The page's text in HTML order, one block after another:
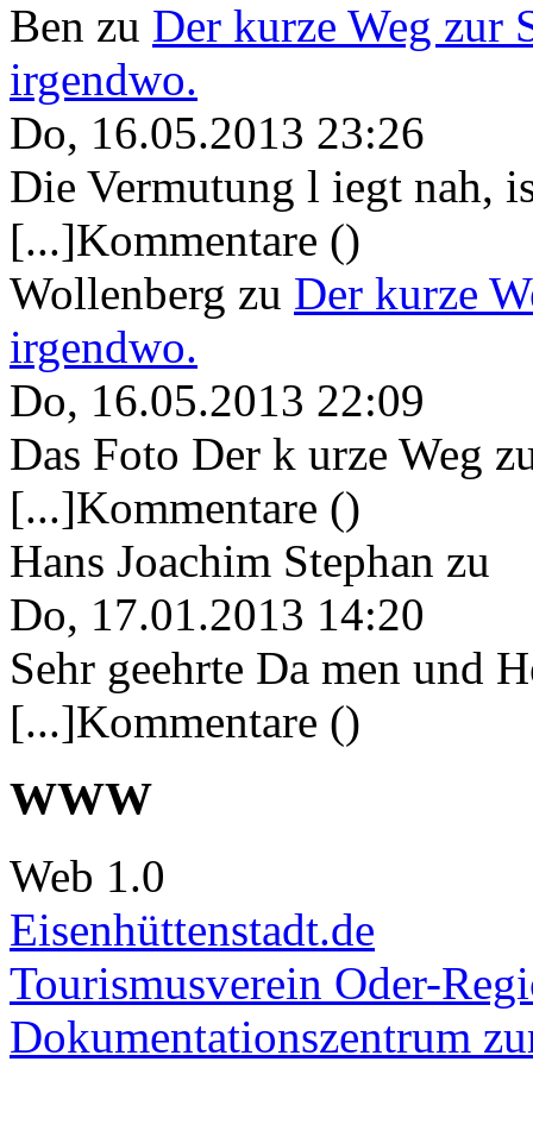
Ben zu Der kurze Weg zur
irgendwo.
Do, 16.05.2013 23:26
Die Vermutung l iegt nah,
[...]Kommentare ()
Wollenberg zu Der kurze
irgendwo.
Do, 16.05.2013 22:09
Das Foto Der k urze Weg
[...]Kommentare ()
Hans Joachim Stephan zu
Do, 17.01.2013 14:20
Sehr geehrte Da men und
[...]Kommentare ()
WWW
Web 1.0
Eisenhüttenstadt.de
Tourismusverein Oder-
Dokumentationszentrum